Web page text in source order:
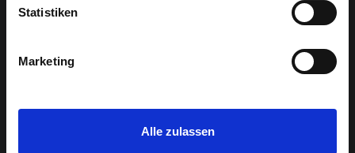
Statistiken
Marketing
Alle zulassen